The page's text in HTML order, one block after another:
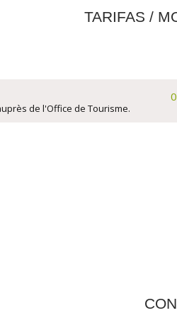
TARIFAS /
de l'Office de Tourisme.